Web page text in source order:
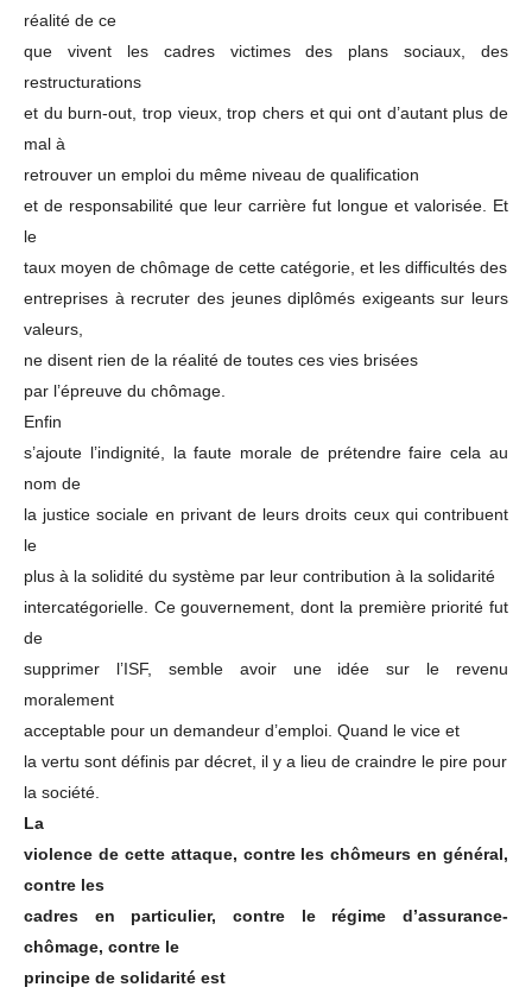
réalité de ce
que vivent les cadres victimes des plans sociaux, des
restructurations
et du burn-out, trop vieux, trop chers et qui ont d’autant plus de
mal à
retrouver un emploi du même niveau de qualification
et de responsabilité que leur carrière fut longue et valorisée. Et
le
taux moyen de chômage de cette catégorie, et les difficultés des
entreprises à recruter des jeunes diplômés exigeants sur leurs
valeurs,
ne disent rien de la réalité de toutes ces vies brisées
par l’épreuve du chômage.
Enfin
s’ajoute l’indignité, la faute morale de prétendre faire cela au
nom de
la justice sociale en privant de leurs droits ceux qui contribuent
le
plus à la solidité du système par leur contribution à la solidarité
intercatégorielle. Ce gouvernement, dont la première priorité fut
de
supprimer l’ISF, semble avoir une idée sur le revenu
moralement
acceptable pour un demandeur d’emploi. Quand le vice et
la vertu sont définis par décret, il y a lieu de craindre le pire pour
la société.
La
violence de cette attaque, contre les chômeurs en général,
contre les
cadres en particulier, contre le régime d’assurance-
chômage, contre le
principe de solidarité est